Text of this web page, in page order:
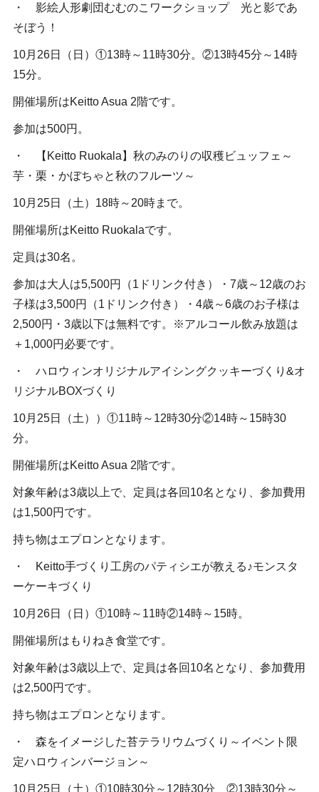
・ 影絵人形劇団むむのこワークショップ 光と影であ
そぼう！
10月26日（日）①13時～11時30分。②13時45分～14時
15分。
開催場所はKeitto Asua 2階です。
参加は500円。
・ 【Keitto Ruokala】秋のみのりの収穫ビュッフェ～
芋・栗・かぼちゃと秋のフルーツ～
10月25日（土）18時～20時まで。
開催場所はKeitto Ruokalaです。
定員は30名。
参加は大人は5,500円（1ドリンク付き）・7歳～12歳のお
子様は3,500円（1ドリンク付き）・4歳～6歳のお子様は
2,500円・3歳以下は無料です。※アルコール飲み放題は
＋1,000円必要です。
・ ハロウィンオリジナルアイシングクッキーづくり&オ
リジナルBOXづくり
10月25日（土））①11時～12時30分②14時～15時30
分。
開催場所はKeitto Asua 2階です。
対象年齢は3歳以上で、定員は各回10名となり、参加費用
は1,500円です。
持ち物はエプロンとなります。
・ Keitto手づくり工房のパティシエが教える♪モンスタ
ーケーキづくり
10月26日（日）①10時～11時②14時～15時。
開催場所はもりねき食堂です。
対象年齢は3歳以上で、定員は各回10名となり、参加費用
は2,500円です。
持ち物はエプロンとなります。
・ 森をイメージした苔テラリウムづくり～イベント限
定ハロウィンバージョン～
10月25日（土）①10時30分～12時30分 ②13時30分～